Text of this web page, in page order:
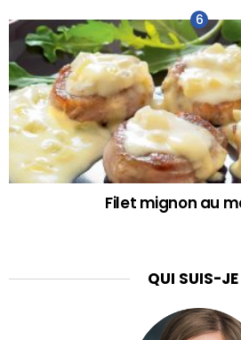
Filet mignon au
QUI SUIS-